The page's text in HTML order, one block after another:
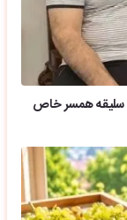
سلیقه همسر خاص